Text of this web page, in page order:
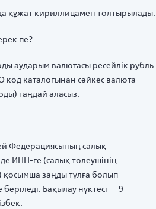
құжат кириллицамен толтырылады.
пе?
аударым валютасы ресейлік рубль
код каталогынан сәйкес валюта
таңдай аласыз.
Федерациясының салық
ИНН-ге (салық төлеушінің
қосымша заңды тұлға болып
Бақылау нүктесі — 9